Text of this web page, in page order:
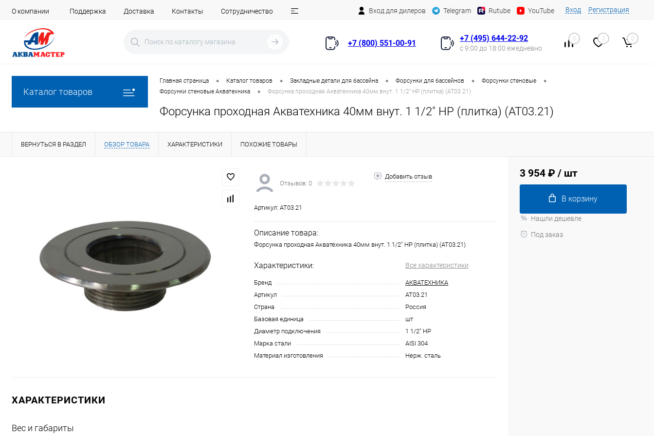
О компании Поддержка Доставка Контакты Сотрудничество Вход для дилеров Telegram Rutube YouTube Вход Регистрация
+7 (800) 551-00-91
+7 (495) 644-22-92
с 9:00 до 18:00 ежедневно
0 0 0
Каталог товаров
Главная страница • Каталог товаров • Закладные детали для бассейна • Форсунки для бассейнов • Форсунки стеновые •
Форсунки стеновые Акватехника • Форсунка проходная Акватехника 40мм внут. 1 1/2" НР (плитка) (AT03.21)
Форсунка проходная Акватехника 40мм внут. 1 1/2" НР (плитка) (AT03.21)
ВЕРНУТЬСЯ В РАЗДЕЛ ОБЗОР ТОВАРА ХАРАКТЕРИСТИКИ ПОХОЖИЕ ТОВАРЫ
Отзывов: 0
Добавить отзыв
Артикул: AT03.21
Описание товара:
Форсунка проходная Акватехника 40мм внут. 1 1/2" НР (плитка) (AT03.21)
Характеристики: Все характеристики
Бренд
АКВАТЕХНИКА
Артикул
AT03.21
Страна
Россия
Базовая единица
шт
Диаметр подключения
1 1/2" НР
Марка стали
AISI 304
Материал изготовления
Нерж. сталь
ХАРАКТЕРИСТИКИ
Вес и габариты
3 954 ₽ / шт
В корзину
Нашли дешевле
Под заказ